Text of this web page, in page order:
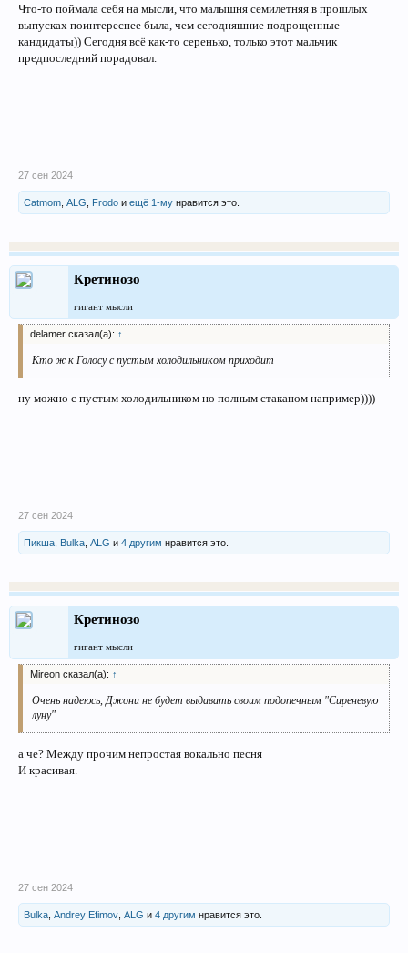
Что-то поймала себя на мысли, что малышня семилетняя в прошлых
выпусках поинтереснее была, чем сегодняшние подрощенные
кандидаты)) Сегодня всё как-то серенько, только этот мальчик
предпоследний порадовал.
27 сен 2024
Catmom ALG Frodo и ещё 1-му нравится это.
Кретинозо
гигант мысли
delamer сказал(а): ↑
Кто ж к Голосу с пустым холодильником приходит
ну можно с пустым холодильником но полным стаканом например))))
27 сен 2024
Пикша Bulka ALG и 4 другим нравится это.
Кретинозо
гигант мысли
Mireon сказал(а): ↑
Очень надеюсь, Джони не будет выдавать своим подопечным "Сиреневую
луну"
а че? Между прочим непростая вокально песня
И красивая.
27 сен 2024
Bulka Andrey Efimov ALG и 4 другим нравится это.